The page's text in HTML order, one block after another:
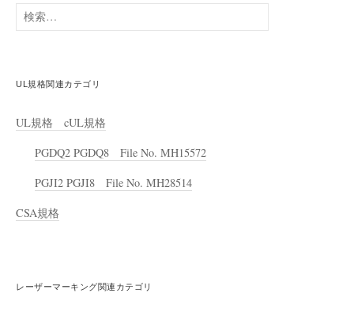
検
索:
UL規格関連カテゴリ
UL規格 cUL規格
PGDQ2 PGDQ8 File No. MH15572
PGJI2 PGJI8 File No. MH28514
CSA規格
レーザーマーキング関連カテゴリ